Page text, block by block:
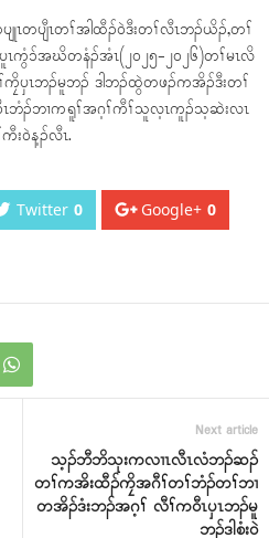
တပျီၤတၢ်အါထီၣ်ဝဲဒီးတၢ်လီၤဘၣ်ယိၣ်,တၢ်
ၤကွံၥ်အဃိတနံၣ်အံၤ(၂၀၂၅-၂၀၂၆)တၢ်မၤလိ
ပှၤဘၣ်မူဘၣ် ဒါဘၣ်ထွဲတဖၣ်ကအိၣ်ဒီးတၢ်
ဘံၣ်ဘၢကရူၢ်အဂ့ၢ်ကီၢ်သူလ့ၤကူၣ်သ့ဆဲးလၤ
းဝဲန့ၣ်လီၤ.
Twitter 0 Google+ 0
Next article
သ့ၣ်ဘီဘိသုးကလၢၤလီၤလံဘၣ်ဆၣ်
တၢ်ကအိးထီၣ်ကၠိအဂီၢ်တၢ်ဘံၣ်တၢ်ဘၢ
တအိၣ်ဒံးဘၣ်အဂ့ၢ် လီၢ်က၀ီၤပှၤဘၣ်မူ
ဘၣ်ဒါစံး၀ဲ